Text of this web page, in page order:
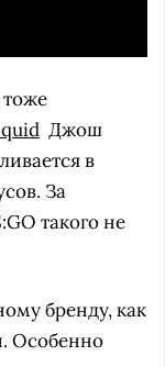
Джош
в
За
такого не
бренду, как
Особенно